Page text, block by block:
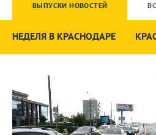
ВЫПУСКИ НОВОСТЕЙ
НЕДЕЛЯ В КРАСНОДАРЕ